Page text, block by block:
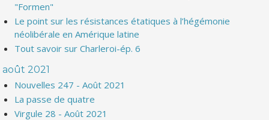
"Formen"
Le point sur les résistances étatiques à l’hégémonie
néolibérale en Amérique latine
Tout savoir sur Charleroi-ép. 6
août 2021
Nouvelles 247 - Août 2021
La passe de quatre
Virgule 28 - Août 2021